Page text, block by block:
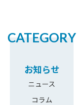
CATEGORY
お知らせ
ニュース
コラム